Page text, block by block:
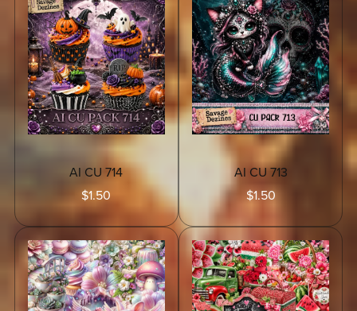
AI CU 714
$1.50
AI CU 713
$1.50